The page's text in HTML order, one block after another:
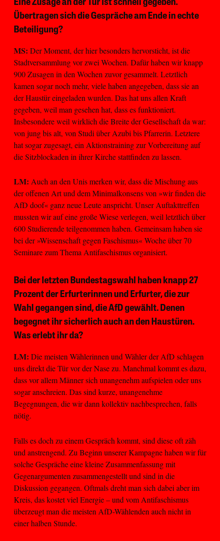
Eine Zusage an der Tür ist schnell gegeben.
Übertragen sich die Gespräche am Ende in echte
Beteiligung?
MS: Der Moment, der hier besonders hervorsticht, ist die
Stadtversammlung vor zwei Wochen. Dafür haben wir knapp
900 Zusagen in den Wochen zuvor gesammelt. Letztlich
kamen sogar noch mehr, viele haben angegeben, dass sie an
der Haustür eingeladen wurden. Das hat uns allen Kraft
gegeben, weil man gesehen hat, dass es funktioniert.
Insbesondere weil wirklich die Breite der Gesellschaft da war:
von jung bis alt, von Studi über Azubi bis Pfarrerin. Letztere
hat sogar zugesagt, ein Aktionstraining zur Vorbereitung auf
die Sitzblockaden in ihrer Kirche stattfinden zu lassen.
LM: Auch an den Unis merken wir, dass die Mischung aus
der offenen Art und dem Minimalkonsens von »wir finden die
AfD doof« ganz neue Leute anspricht. Unser Auftakttreffen
mussten wir auf eine große Wiese verlegen, weil letztlich über
600 Studierende teilgenommen haben. Gemeinsam haben sie
bei der »Wissenschaft gegen Faschismus« Woche über 70
Seminare zum Thema Antifaschismus organisiert.
Bei der letzten Bundestagswahl haben knapp 27
Prozent der Erfurterinnen und Erfurter, die zur
Wahl gegangen sind, die AfD gewählt. Denen
begegnet ihr sicherlich auch an den Haustüren.
Was erlebt ihr da?
LM: Die meisten Wählerinnen und Wähler der AfD schlagen
uns direkt die Tür vor der Nase zu. Manchmal kommt es dazu,
dass vor allem Männer sich unangenehm aufspielen oder uns
sogar anschreien. Das sind kurze, unangenehme
Begegnungen, die wir dann kollektiv nachbesprechen, falls
nötig.
Falls es doch zu einem Gespräch kommt, sind diese oft zäh
und anstrengend. Zu Beginn unserer Kampagne haben wir für
solche Gespräche eine kleine Zusammenfassung mit
Gegenargumenten zusammengestellt und sind in die
Diskussion gegangen. Oftmals dreht man sich dabei aber im
Kreis, das kostet viel Energie – und vom Antifaschismus
überzeugt man die meisten AfD-Wählenden auch nicht in
einer halben Stunde.